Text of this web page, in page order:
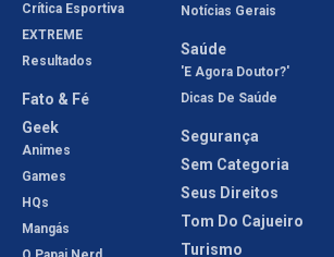
Crítica Esportiva
EXTREME
Resultados
Fato & Fé
Geek
Animes
Games
HQs
Mangás
Notícias Gerais
Saúde
'E Agora Doutor?'
Dicas De Saúde
Segurança
Sem Categoria
Seus Direitos
Tom Do Cajueiro
Turismo